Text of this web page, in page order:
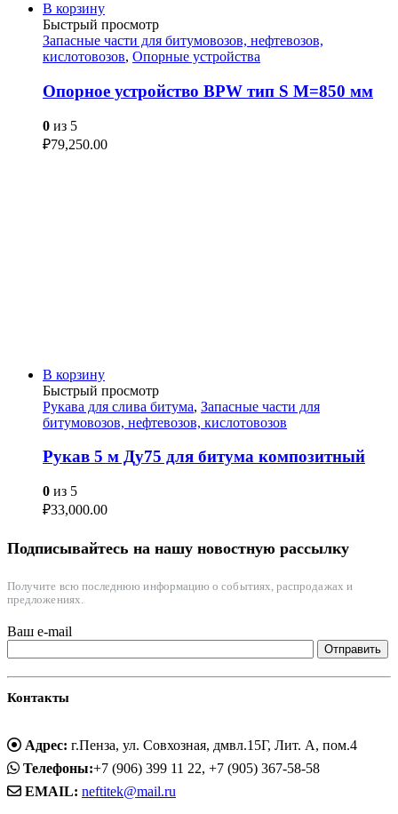
В корзину
Быстрый просмотр
Запасные части для битумовозов, нефтевозов,
кислотовозов, Опорные устройства
Опорное устройство BPW тип S М=850 мм
0 из 5
₽79,250.00
В корзину
Быстрый просмотр
Рукава для слива битума, Запасные части для
битумовозов, нефтевозов, кислотовозов
Рукав 5 м Ду75 для битума композитный
0 из 5
₽33,000.00
Подписывайтесь на нашу новостную рассылку
Получите всю последнюю информацию о событиях, распродажах и
предложениях.
Ваш e-mail
Контакты
Адрес: г.Пенза, ул. Совхозная, дмвл.15Г, Лит. А, пом.4
Телефоны:+7 (906) 399 11 22, +7 (905) 367-58-58
EMAIL: neftitek@mail.ru